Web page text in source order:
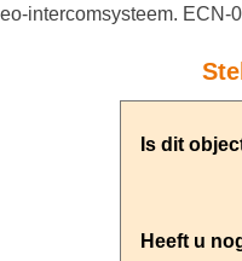
intercomsysteem. ECN-